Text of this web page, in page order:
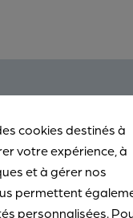
et
cookies destinés à
votre expérience, à
et à gérer nos
permettent
personnalisées.